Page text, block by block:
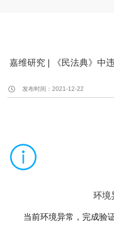
嘉维研究 | 《民法典》中
发布时间：2021-12-22
环境
当前环境异常，完成验